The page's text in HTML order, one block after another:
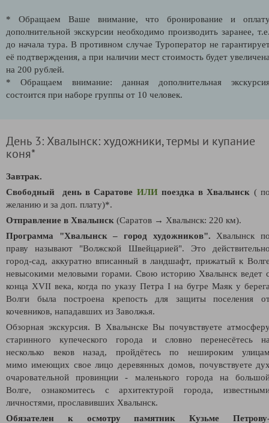
* Обращаем Ваше внимание, что бронирование и
дополнительной экскурсии необходимо производить заранее,
до начала тура. В противном случае Туроператор не
её подтверждения, а при наличии мест стоимость будет
на 200 рублей.
* Обращаем внимание: данная дополнительная
состоится при наборе группы от 10 человек.
День 3: Хвалынск: художники, термы и купание
коня*
Завтрак.
Свободный день в Саратове ИЛИ поездка в Хвалынск (
желанию и за доп. плату)*.
Отправление в Хвалынск (Саратов → Хвалынск: 220 км).
Программа "Хвалынск – город художников". Хвалынск
праву называют "Волжской Швейцарией". Это
город-сад, аккуратно вписанный в ландшафт, прижатый к
невысокими меловыми горами. Свою историю Хвалынск ведет
конца XVII века, когда по указу Петра I на бугре Маяк у
Волги была построена крепость для защиты поселения
кочевников, нападавших из Заволжья.
Обзорная экскурсия. В Хвалынске Вы почувствуете
старинного купеческого города и словно перенесётесь
несколько веков назад, пройдётесь по нешироким
мимо имеющих свое лицо деревянных домов, почувствуете
очаровательной провинции - маленького города на
Волге, ознакомитесь с архитектурой города,
личностями, прославивших Хвалынск.
Обязателен к осмотру памятник Кузьме